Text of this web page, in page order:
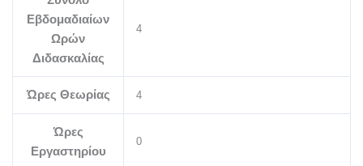
Εβδομαδιαίων
Ωρών
Διδασκαλίας
4
Ώρες Θεωρίας 4
Ώρες
Εργαστηρίου
0